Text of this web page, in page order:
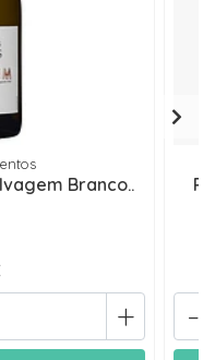
Branco..
+ -